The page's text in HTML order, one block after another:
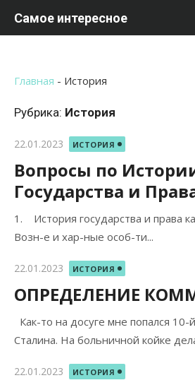
Самое интересное
Главная - История
Рубрика: История
Опубликовано
22.01.2023 ИСТОРИЯ
Вопросы по
Государства и
1. История государства и права
Возн-е и хар-ные особ-ти...
Опубликовано
22.01.2023 ИСТОРИЯ
ОПРЕДЕЛЕНИЕ
Как-то на досуге мне попался
Сталина. На больничной койке
Опубликовано
22.01.2023 ИСТОРИЯ